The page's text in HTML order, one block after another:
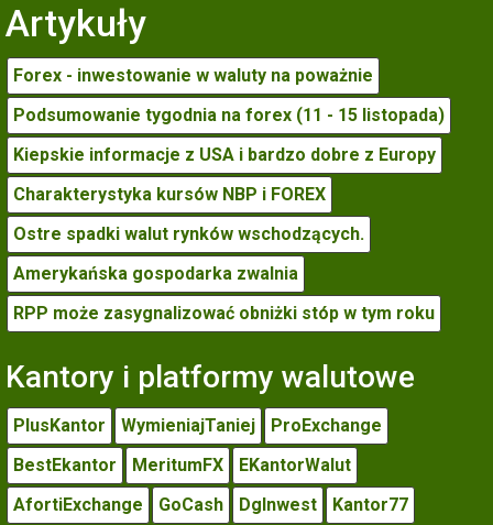
Artykuły
Forex - inwestowanie w waluty na poważnie
Podsumowanie tygodnia na forex (11 - 15 listopada)
Kiepskie informacje z USA i bardzo dobre z Europy
Charakterystyka kursów NBP i FOREX
Ostre spadki walut rynków wschodzących.
Amerykańska gospodarka zwalnia
RPP może zasygnalizować obniżki stóp w tym roku
Kantory i platformy walutowe
PlusKantor WymieniajTaniej
ProExchange
BestEkantor
MeritumFX
EKantorWalut
AfortiExchange
GoCash DgInwest Kantor77